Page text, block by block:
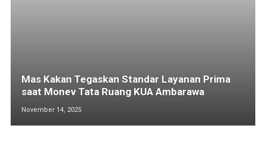
Mas Kakan Tegaskan Standar Layanan Prima
saat Monev Tata Ruang KUA Ambarawa
November 14, 2025